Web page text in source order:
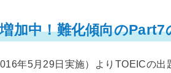
加中！難化傾向の
年5月29日実施）よりTOEICの出